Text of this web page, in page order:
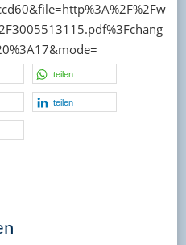
teilen
teilen